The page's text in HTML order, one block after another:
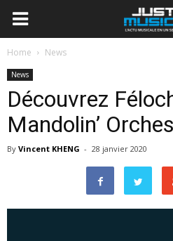
Home News
News
Découvrez
Mandolin’
By Vincent KHENG - 28 janvier 2020